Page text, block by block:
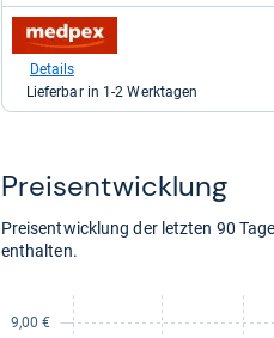
für
8,59
kaufen.
zum
Shop:
medpex
für
Details
Lieferbar in 1-2 Werktagen
Preis­ent­wick­lung
Preisentwicklung der letzten 90
enthalten.